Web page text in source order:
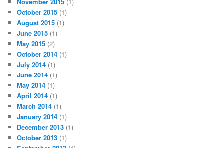
November 2015 (1)
October 2015 (1)
August 2015 (1)
June 2015 (1)
May 2015 (2)
October 2014 (1)
July 2014 (1)
June 2014 (1)
May 2014 (1)
April 2014 (1)
March 2014 (1)
January 2014 (1)
December 2013 (1)
October 2013 (1)